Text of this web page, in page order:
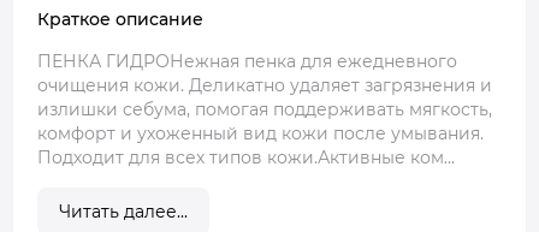
Краткое описание
ПЕНКА ГИДРОНежная пенка для ежедневного
очищения кожи. Деликатно удаляет загрязнения и
излишки себума, помогая поддерживать мягкость,
комфорт и ухоженный вид кожи после умывания.
Подходит для всех типов кожи.Активные ком...
Читать далее...